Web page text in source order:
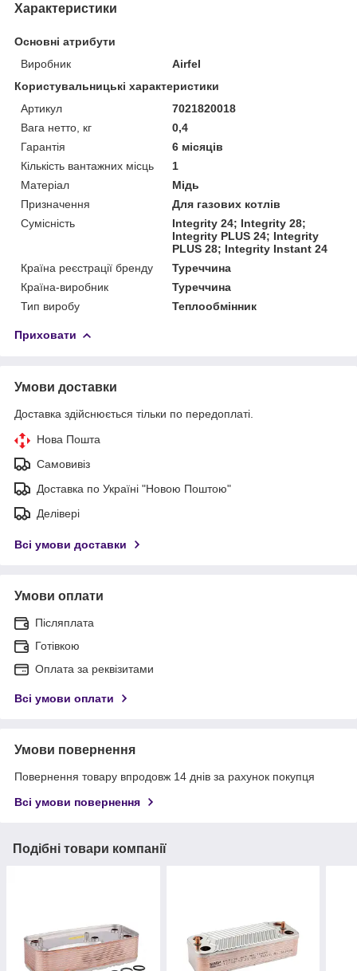
Характеристики
Основні атрибути
Виробник
Airfel
Користувальницькі характеристики
Артикул
7021820018
Вага нетто, кг
0,4
Гарантія
6 місяців
Кількість вантажних місць
1
Матеріал
Мідь
Призначення
Для газових котлів
Сумісність
Integrity 24; Integrity 28;
Integrity PLUS 24; Integrity
PLUS 28; Integrity Instant 24
Країна реєстрації бренду
Туреччина
Країна-виробник
Туреччина
Тип виробу
Теплообмінник
Приховати
Умови доставки
Доставка здійснюється тільки по передоплаті.
Нова Пошта
Самовивіз
Доставка по Україні "Новою Поштою"
Делівері
Всі умови доставки
Умови оплати
Післяплата
Готівкою
Оплата за реквізитами
Всі умови оплати
Умови повернення
Повернення товару впродовж 14 днів за рахунок покупця
Всі умови повернення
Подібні товари компанії